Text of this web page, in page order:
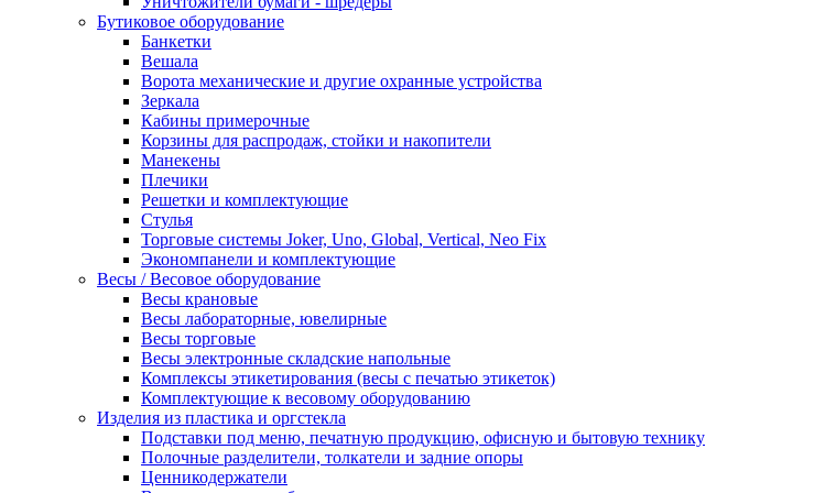
Бутиковое оборудование
Банкетки
Вешала
Ворота механические и другие охранные устройства
Зеркала
Кабины примерочные
Корзины для распродаж, стойки и накопители
Манекены
Плечики
Решетки и комплектующие
Стулья
Торговые системы Joker, Uno, Global, Vertical, Neo Fix
Экономпанели и комплектующие
Весы / Весовое оборудование
Весы крановые
Весы лабораторные, ювелирные
Весы торговые
Весы электронные складские напольные
Комплексы этикетирования (весы с печатью этикеток)
Комплектующие к весовому оборудованию
Изделия из пластика и оргстекла
Подставки под меню, печатную продукцию, офисную и бытовую технику
Полочные разделители, толкатели и задние опоры
Ценникодержатели